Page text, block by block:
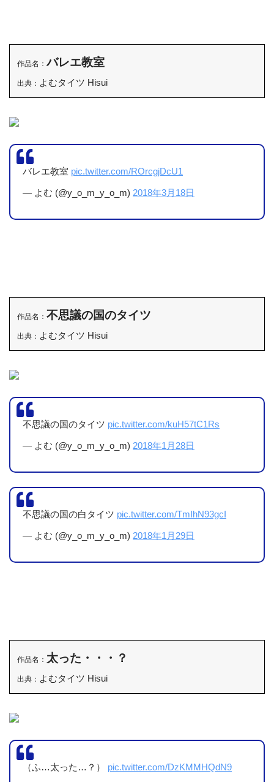
作品名：バレエ教室
出典： よむタイツ Hisui
バレエ教室 pic.twitter.com/ROrcgjDcU1
— よむ (@y_o_m_y_o_m) 2018年3月18日
作品名： 不思議の国のタイツ
出典： よむタイツ Hisui
不思議の国のタイツ pic.twitter.com/kuH57tC1Rs
— よむ (@y_o_m_y_o_m) 2018年1月28日
不思議の国の白タイツ pic.twitter.com/TmIhN93gcI
— よむ (@y_o_m_y_o_m) 2018年1月29日
作品名： 太った・・・？
出典： よむタイツ Hisui
（ふ…太った…？） pic.twitter.com/DzKMMHQdN9